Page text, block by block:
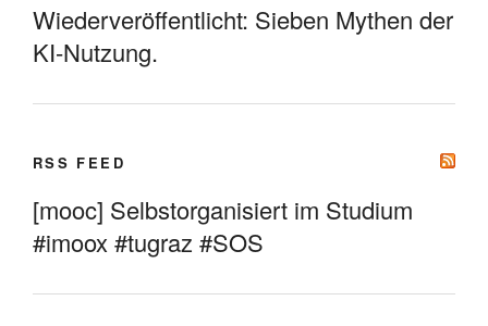
Wiederveröffentlicht: Sieben Mythen der
KI-Nutzung.
RSS FEED
[mooc] Selbstorganisiert im Studium
#imoox #tugraz #SOS